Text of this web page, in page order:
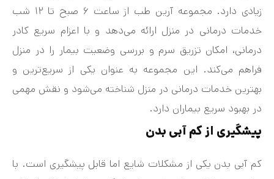
زیادی دارد. مجموعه آرین طب از ساعت ۶ صبح تا ۱۲ شب
خدمات درمانی در منزل ارائه می‌دهد و با اعزام سریع کادر
درمانی، امکان تزریق سرم و بررسی وضعیت بیمار را در منزل
فراهم می‌کند. این مجموعه به عنوان یکی از سریع‌ترین و
بهترین خدمات درمانی در منزل شناخته می‌شود و نقش مهمی
در بهبود سریع بیماران دارد.
پیشگیری از کم‌ آبی بدن
کم‌ آبی بدن یکی از مشکلات شایع اما قابل پیشگیری است. با